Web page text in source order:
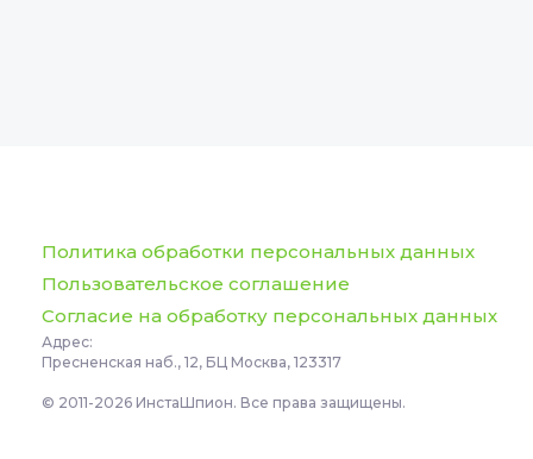
Политика обработки персональных данных
Пользовательское соглашение
Согласие на обработку персональных данных
Адрес:
Пресненская наб., 12, БЦ Москва, 123317
© 2011-2026 ИнстаШпион. Все права защищены.